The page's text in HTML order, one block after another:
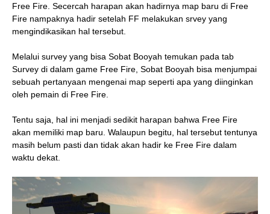
Free Fire. Secercah harapan akan hadirnya map baru di Free
Fire nampaknya hadir setelah FF melakukan srvey yang
mengindikasikan hal tersebut.
Melalui survey yang bisa Sobat Booyah temukan pada tab
Survey di dalam game Free Fire, Sobat Booyah bisa menjumpai
sebuah pertanyaan mengenai map seperti apa yang diinginkan
oleh pemain di Free Fire.
Tentu saja, hal ini menjadi sedikit harapan bahwa Free Fire
akan memiliki map baru. Walaupun begitu, hal tersebut tentunya
masih belum pasti dan tidak akan hadir ke Free Fire dalam
waktu dekat.